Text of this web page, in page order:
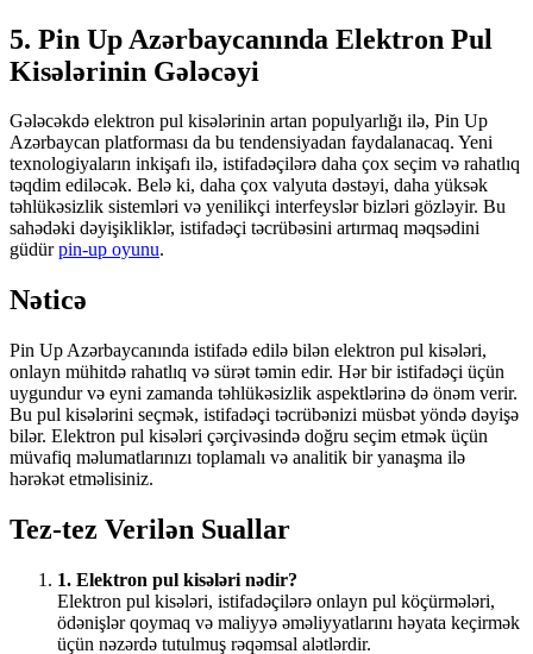
5. Pin Up Azərbaycanında Elektron Pul
Kisələrinin Gələcəyi
Gələcəkdə elektron pul kisələrinin artan populyarlığı ilə, Pin Up
Azərbaycan platforması da bu tendensiyadan faydalanacaq. Yeni
texnologiyaların inkişafı ilə, istifadəçilərə daha çox seçim və rahatlıq
təqdim ediləcək. Belə ki, daha çox valyuta dəstəyi, daha yüksək
təhlükəsizlik sistemləri və yenilikçi interfeyslər bizləri gözləyir. Bu
sahədəki dəyişikliklər, istifadəçi təcrübəsini artırmaq məqsədini
güdürpin-up oyunu.
Nəticə
Pin Up Azərbaycanında istifadə edilə bilən elektron pul kisələri,
onlayn mühitdə rahatlıq və sürət təmin edir. Hər bir istifadəçi üçün
uygundur və eyni zamanda təhlükəsizlik aspektlərinə də önəm verir.
Bu pul kisələrini seçmək, istifadəçi təcrübənizi müsbət yöndə dəyişə
bilər. Elektron pul kisələri çərçivəsində doğru seçim etmək üçün
müvafiq məlumatlarınızı toplamalı və analitik bir yanaşma ilə
hərəkət etməlisiniz.
Tez-tez Verilən Suallar
1. Elektron pul kisələri nədir?
Elektron pul kisələri, istifadəçilərə onlayn pul köçürmələri,
ödənişlər qoymaq və maliyyə əməliyyatlarını həyata keçirmək
üçün nəzərdə tutulmuş rəqəmsal alətlərdir.